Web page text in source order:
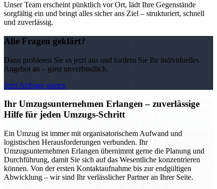
Unser Team erscheint pünktlich vor Ort, lädt Ihre Gegenstände
sorgfältig ein und bringt alles sicher ans Ziel – strukturiert, schnell
und zuverlässig.
Alle Fragen geklärt?
Dann probieren Sie es jetzt aus und fordern Sie Ihr individuelles
Angebot an – ganz unverbindlich.
Jetzt Anfrage starten
Ihr Umzugsunternehmen Erlangen – zuverlässige
Hilfe für jeden Umzugs-Schritt
Ein Umzug ist immer mit organisatorischem Aufwand und
logistischen Herausforderungen verbunden. Ihr
Umzugsunternehmen Erlangen übernimmt gerne die Planung und
Durchführung, damit Sie sich auf das Wesentliche konzentrieren
können. Von der ersten Kontaktaufnahme bis zur endgültigen
Abwicklung – wir sind Ihr verlässlicher Partner an Ihrer Seite.